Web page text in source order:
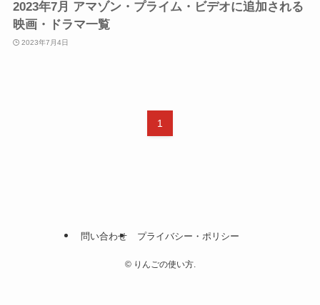
2023年7月 アマゾン・プライム・ビデオに追加される
映画・ドラマ一覧
2023年7月4日
1
問い合わせ プライバシー・ポリシー
©りんごの使い方.